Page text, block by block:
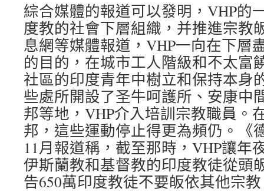
綜合媒體的報道可以發明，VHP的
度教的社會下層組織，并推進宗教
息網等媒體報道，VHP一向在下層
的目的，在城市工人階級和不太富
社區的印度青年中樹立和保持本身
些處所開設了圣牛呵護所、安康中
邦等地，VHP介入培訓宗教職員。
邦，這些運動停止得更為頻仍。《
11月報道稱，截至那時，VHP讓年
伊斯蘭教和基督教的印度教徒從頭
告650萬印度教徒不要皈依其他宗